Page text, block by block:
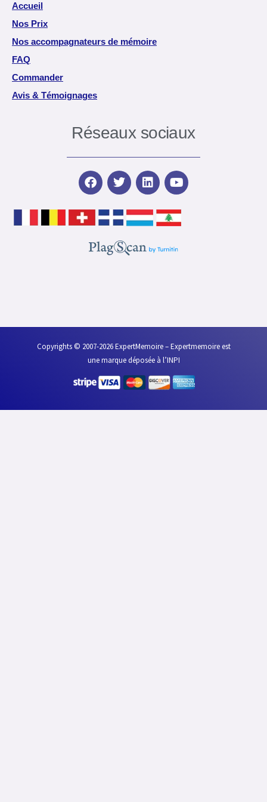
Accueil
Nos Prix
Nos accompagnateurs de mémoire
FAQ
Commander
Avis & Témoignages
Réseaux sociaux
F
a
e
b
o
T
w
t
t
r
L
i
k
e
i
Y
o
t
u
e
Copyrights © 2007-2026 ExpertMemoire – Expertmemoire est
une marque déposée à l’INPI